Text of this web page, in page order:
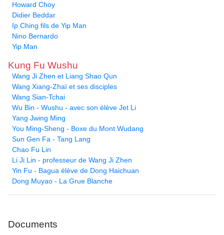
Howard Choy
Didier Beddar
Ip Ching fils de Yip Man
Nino Bernardo
Yip Man
Kung Fu Wushu
Wang Ji Zhen et Liang Shao Qun
Wang Xiang-Zhaï et ses disciples
Wang Sian-Tchai
Wu Bin - Wushu - avec son élève Jet Li
Yang Jwing Ming
You Ming-Sheng - Boxe du Mont Wudang
Sun Gen Fa - Tang Lang
Chao Fu Lin
Li Ji Lin - professeur de Wang Ji Zhen
Yin Fu - Bagua élève de Dong Haichuan
Dong Muyao - La Grue Blanche
Documents